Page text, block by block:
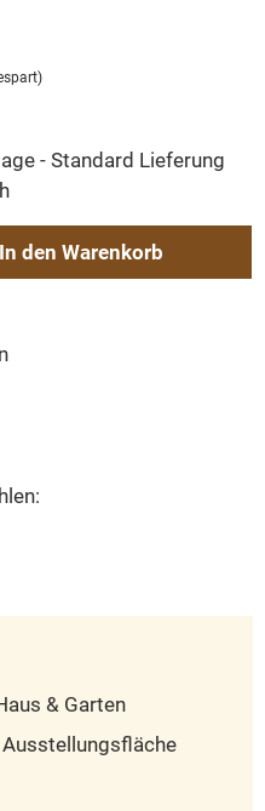
- Standard Lieferung
ein oder benutze die Schaltflächen
In den Warenkorb
& Garten